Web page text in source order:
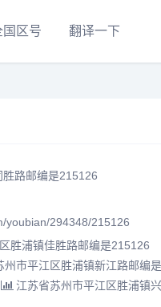
国区号 翻译一下
路邮编是215126
youbian/294348/215126
胜浦镇佳胜路邮编是215126
州市平江区胜浦镇新江路邮编
江苏省苏州市平江区胜浦镇